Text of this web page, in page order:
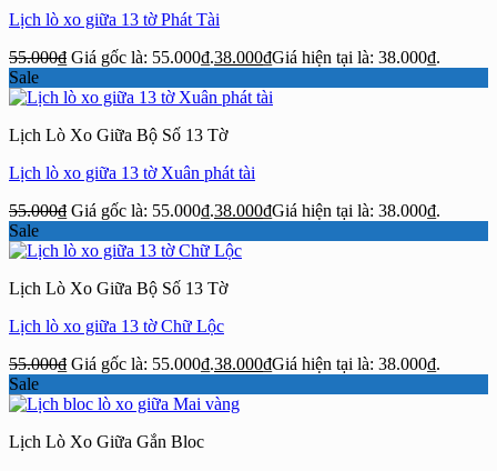
Lịch lò xo giữa 13 tờ Phát Tài
55.000₫ Giá gốc là: 55.000₫.38.000₫Giá hiện tại là: 38.000₫.
Sale
Lịch Lò Xo Giữa Bộ Số 13 Tờ
Lịch lò xo giữa 13 tờ Xuân phát tài
55.000₫ Giá gốc là: 55.000₫.38.000₫Giá hiện tại là: 38.000₫.
Sale
Lịch Lò Xo Giữa Bộ Số 13 Tờ
Lịch lò xo giữa 13 tờ Chữ Lộc
55.000₫ Giá gốc là: 55.000₫.38.000₫Giá hiện tại là: 38.000₫.
Sale
Lịch Lò Xo Giữa Gắn Bloc